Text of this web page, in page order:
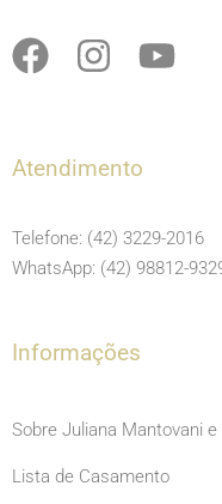
F
e
o
o
I
t
g
r
m
Y
b
e
Atendimento
Telefone: (42) 3229-2016
WhatsApp: (42) 98812-
Informações
Sobre Juliana Mantovani
Lista de Casamento